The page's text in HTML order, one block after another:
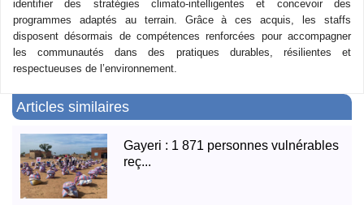
identifier des stratégies climato-intelligentes et concevoir des
programmes adaptés au terrain. Grâce à ces acquis, les staffs
disposent désormais de compétences renforcées pour accompagner
les communautés dans des pratiques durables, résilientes et
respectueuses de l’environnement.
Articles similaires
Gayeri : 1 871 personnes vulnérables
reç...